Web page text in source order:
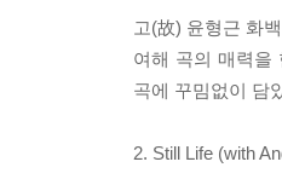
고(故) 윤형근 화
여해 곡의 매력을
곡에 꾸밈없이 담
2. Still Life (with